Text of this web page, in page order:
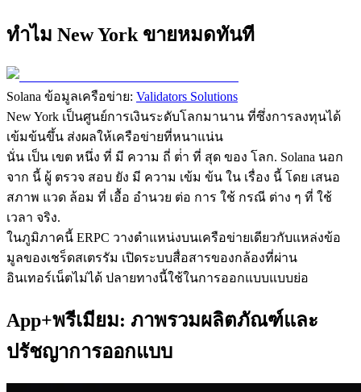
ทําไม New York ขายหมดทันที
Solana ข้อมูลเครือข่าย: Validators Solutions
New York เป็นศูนย์การเงินระดับโลกมานาน ที่ซึ่งการลงทุนได้
เข้มข้นขึ้น ส่งผลให้เครือข่ายที่หนาแน่น
นั่น เป็น เขต หนึ่ง ที่ มี ความ ถี่ ต่ํา ที่ สุด ของ โลก. Solana นอก
จาก นี้ ผู้ ตรวจ สอบ ยัง มี ความ เข้ม ข้น ใน เรื่อง นี้ โดย เสนอ
สภาพ แวด ล้อม ที่ เอื้อ อํานวย ต่อ การ ใช้ กรณี ต่าง ๆ ที่ ใช้
เวลา จริง.
ในภูมิภาคนี้ ERPC วางตําแหน่งบนเครือข่ายเดียวกับแหล่งข้อ
มูลของเชร็ดสเตรรัม เปิดระบบสื่อสารของกล้องที่ผ่าน
อินเทอร์เน็ตไม่ได้ ปลายทางนี้ใช้ในการออกแบบแบบย่อ
App+พรีเมียม: ภาพรวมผลิตภัณฑ์และ
ปรัชญาการออกแบบ